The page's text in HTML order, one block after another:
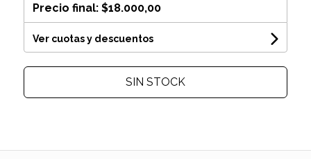
Precio final: $18.000,00
Ver cuotas y descuentos
SIN STOCK